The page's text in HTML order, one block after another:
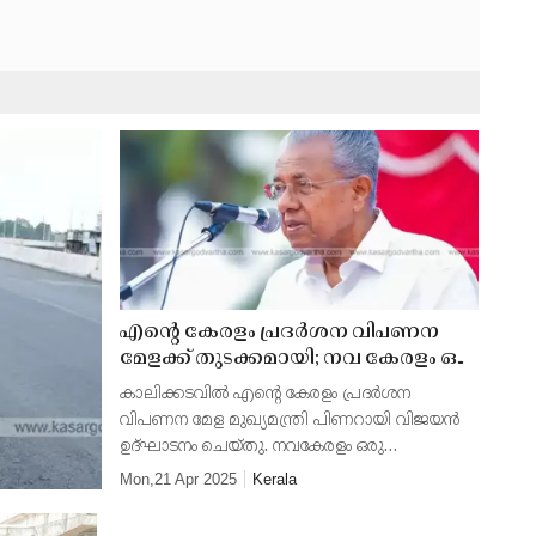
എന്റെ കേരളം പ്രദർശന വിപണന
മേളക്ക് തുടക്കമായി; നവ കേരളം ഒരു
സങ്കല്പമല്ല, യാഥാർഥ്യമാണെന്ന്
മുഖ്യമന്ത്രി
കാലിക്കടവിൽ എന്റെ കേരളം പ്രദർശന
വിപണന മേള മുഖ്യമന്ത്രി പിണറായി വിജയൻ
ഉദ്ഘാടനം ചെയ്തു. നവകേരളം ഒരു
സങ്കല്പമല്ലെന്നും യാഥാർഥ്യമാണെന്നും
Mon,21 Apr 2025 Kerala